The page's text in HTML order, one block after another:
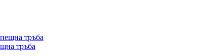
тръба